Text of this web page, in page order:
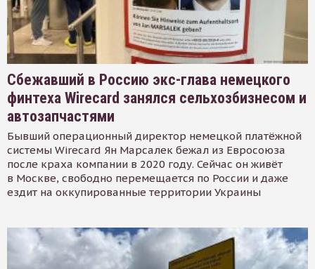
Сбежавший в Россию экс-глава немецкого
финтеха Wirecard занялся сельхозбизнесом и
автозапчастями
Бывший операционный директор немецкой платёжной
системы Wirecard Ян Марсалек бежал из Евросоюза
после краха компании в 2020 году. Сейчас он живёт
в Москве, свободно перемещается по России и даже
ездит на оккупированные территории Украины